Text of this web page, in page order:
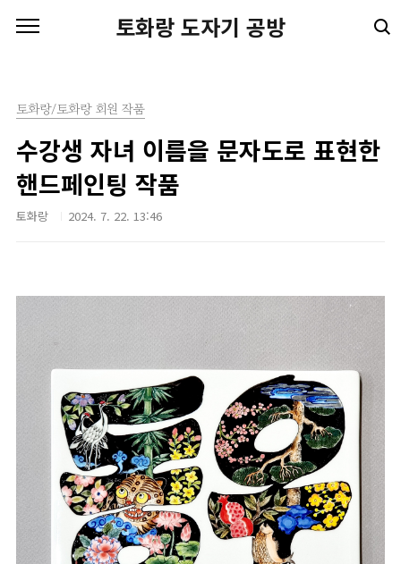
토화랑 도자기 공방
토화랑/토화랑 회원 작품
수강생 자녀 이름을 문자도로 표현한
핸드페인팅 작품
토화랑 2024. 7. 22. 13:46